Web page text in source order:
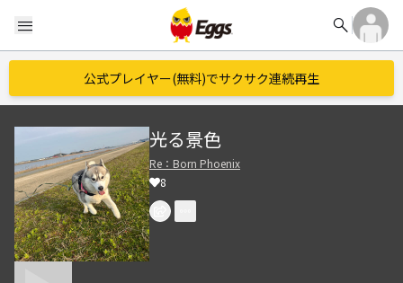
menu search
公式プレイヤー(無料)でサクサク連続再生
光る景色
Re：Born Phoenix
8